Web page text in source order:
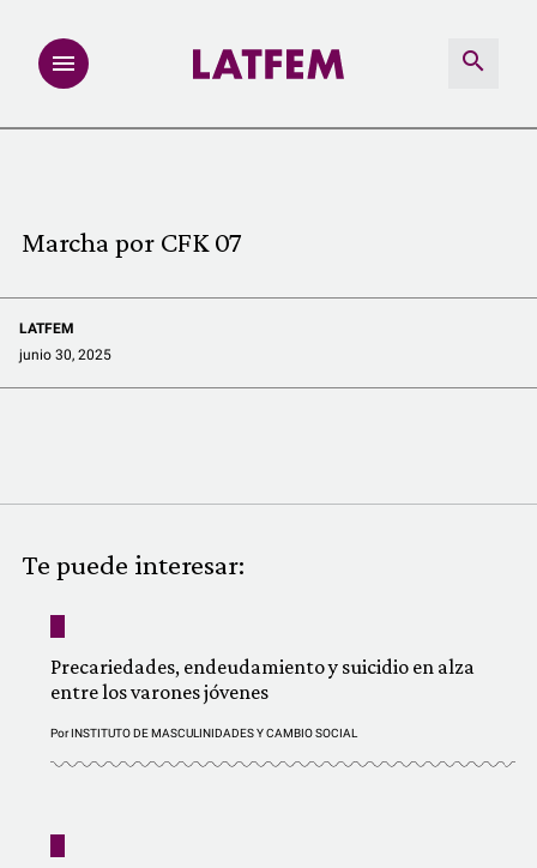
REDACCIÓN ABIERTA
QUIÉNES SOMOS
Marcha por CFK 07
LATFEM
junio 30, 2025
Te puede interesar:
Precariedades, endeudamiento y suicidio en alza
entre los varones jóvenes
PorINSTITUTO DE MASCULINIDADES Y CAMBIO SOCIAL